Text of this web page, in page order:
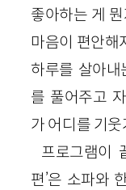
좋아하는 게
마음이 편안
하루를 살아
를 풀어주고
가 어디를 기웃
프로그램이
편’은 소파와